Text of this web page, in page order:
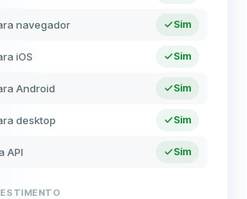
navegador Sim
iOS Sim
Android Sim
desktop Sim
API Sim